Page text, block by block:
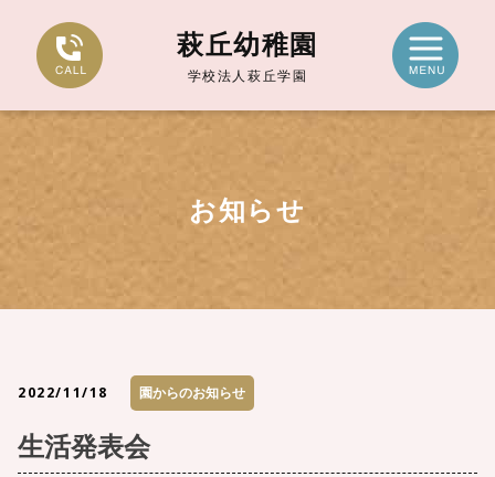
萩丘幼稚園
学校法人萩丘学園
お知らせ
2022/11/18 園からのお知らせ
生活発表会